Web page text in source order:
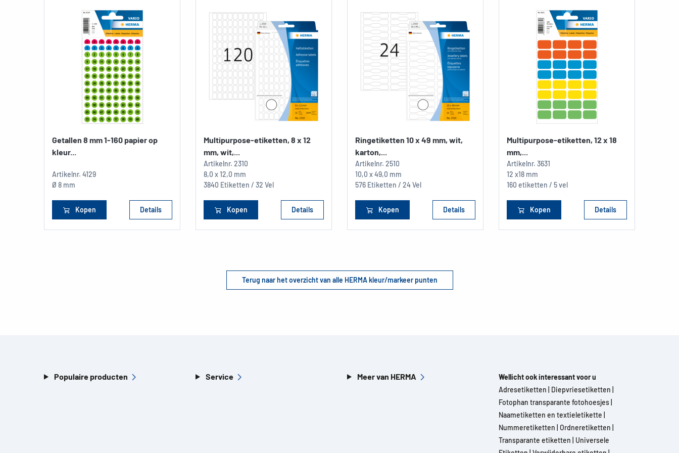
Getallen 8 mm 1-160 papier op
kleur...
Artikelnr. 4129
Ø 8 mm
Kopen Details
Multipurpose-etiketten, 8 x 12
mm, wit,...
Artikelnr. 2310
8,0 x 12,0 mm
3840 Etiketten / 32 Vel
Kopen Details
Ringetiketten 10 x 49 mm, wit,
karton,...
Artikelnr. 2510
10,0 x 49,0 mm
576 Etiketten / 24 Vel
Kopen Details
Multipurpose-etiketten, 12 x 18
mm,...
Artikelnr. 3631
12 x18 mm
160 etiketten / 5 vel
Kopen Details
Terug naar het overzicht van alle HERMA kleur/markeer punten
Populaire producten Service Meer van HERMA
Wellicht ook interessant voor u
Adresetiketten
Diepvriesetiketten
Fotophan transparante fotohoesjes
Naametiketten en textieletikette
Nummeretiketten Ordneretiketten
Transparante etiketten
Universele